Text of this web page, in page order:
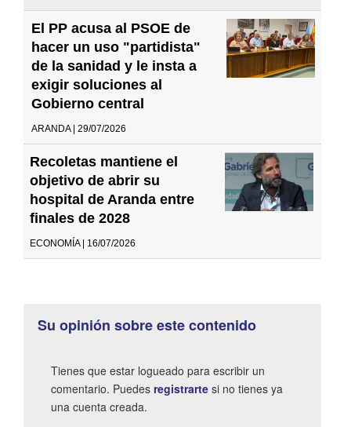
El PP acusa al PSOE de
hacer un uso "partidista"
de la sanidad y le insta a
exigir soluciones al
Gobierno central
ARANDA | 29/07/2026
Recoletas mantiene el
objetivo de abrir su
hospital de Aranda entre
finales de 2028
ECONOMÍA | 16/07/2026
Su opinión sobre este contenido
Tienes que estar logueado para escribir un
comentario. Puedes registrarte si no tienes ya
una cuenta creada.